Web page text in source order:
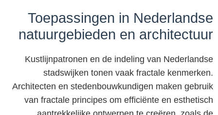
Toepassingen in Nederlandse
natuurgebieden en architectuur
Kustlijnpatronen en de indeling van Nederlandse
stadswijken tonen vaak fractale kenmerken.
Architecten en stedenbouwkundigen maken gebruik
van fractale principes om efficiënte en esthetisch